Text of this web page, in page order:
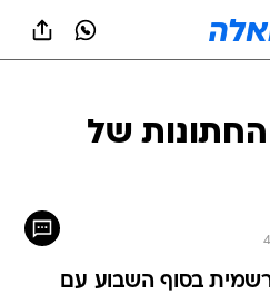
החתונות של
בסוף השבוע עם